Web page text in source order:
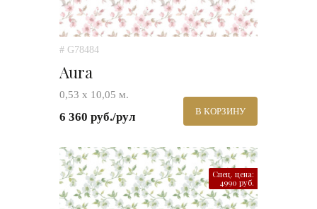
# G78484
Aura
0,53 х 10,05 м.
6 360 руб./рул В КОРЗИНУ
Спец. цена:
4990 руб.